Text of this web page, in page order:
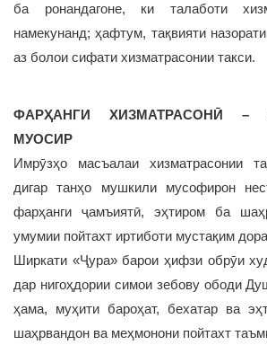
ба ронандагоне, ки талаботи
намекунанд; ҳафтум, тақвияти
аз болои сифати хизматрасонии такси.
ФАРҲАНГИ ХИЗМАТРАСОНӢ
МУОСИР
Имрӯзҳо масъалаи хизматрасонии
дигар танҳо мушкили мусофирон
фарҳанги ҷамъиятӣ, эҳтиром ба
умумии пойтахт иртиботи мустақим
Ширкати «Ҷура» барои ҳифзи обрӯи
дар нигоҳдории симои зебову ободи
ҳама, муҳити бароҳат, бехатар ва
шаҳрвандон ва меҳмонони пойтахт